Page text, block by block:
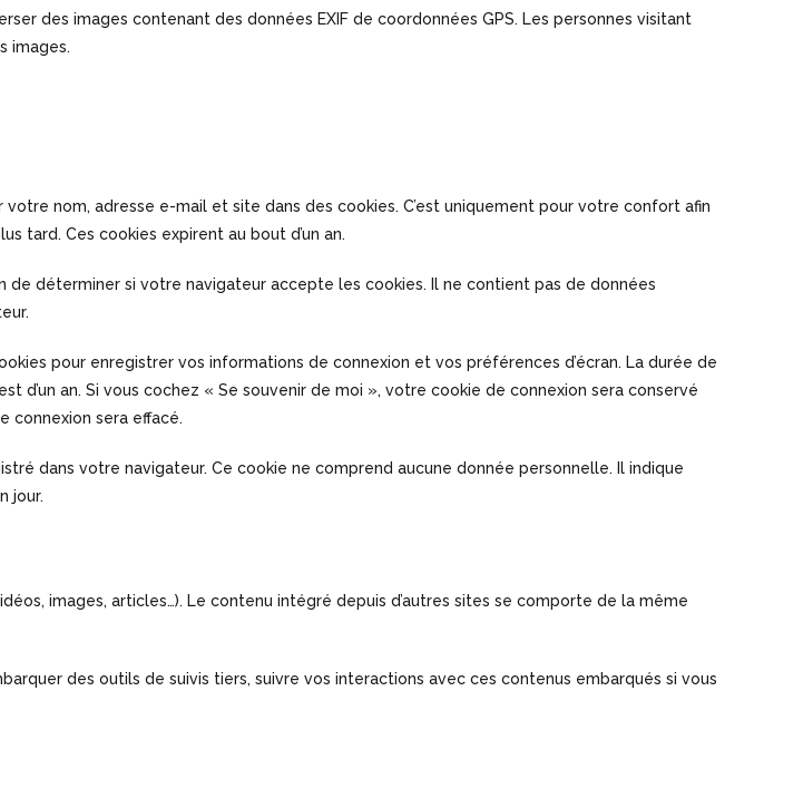
des images contenant des données EXIF de coordonnées GPS. Les personnes visitant
images.
nom, adresse e-mail et site dans des cookies. C’est uniquement pour votre confort afin
tard. Ces cookies expirent au bout d’un an.
déterminer si votre navigateur accepte les cookies. Il ne contient pas de données
pour enregistrer vos informations de connexion et vos préférences d’écran. La durée de
d’un an. Si vous cochez « Se souvenir de moi », votre cookie de connexion sera conservé
connexion sera effacé.
dans votre navigateur. Ce cookie ne comprend aucune donnée personnelle. Il indique
jour.
images, articles…). Le contenu intégré depuis d’autres sites se comporte de la même
des outils de suivis tiers, suivre vos interactions avec ces contenus embarqués si vous